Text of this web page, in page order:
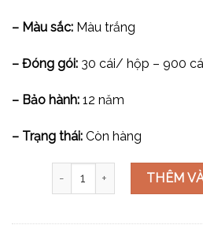
– Màu sắc: Màu trắng
– Đóng gói: 30 cái/ hộp – 900
– Bảo hành: 12 năm
– Trạng thái: Còn hàng
Ổ cắm Tivi cỡ S V3.0-TVSS
THÊM